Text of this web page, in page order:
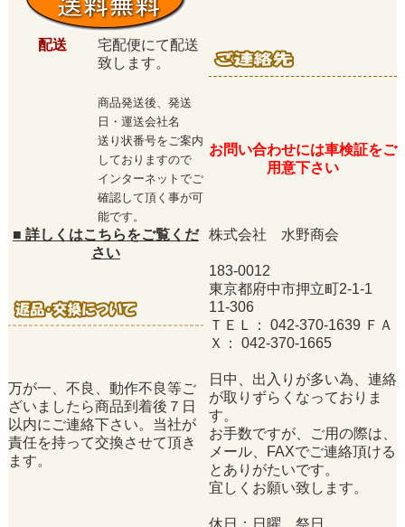
配送
宅配便にて配送
致します。
商品発送後、発送
日・運送会社名
送り状番号をご案内
しておりますので
インターネットでご
確認して頂く事が可
能です。
お問い合わせには車検証をご
用意下さい
■ 詳しくはこちらをご覧くだ
さい
株式会社 水野商会
183-0012
東京都府中市押立町2-1-1
11-306
ＴＥＬ： 042-370-1639 ＦＡ
Ｘ： 042-370-1665
日中、出入りが多い為、連絡
が取りずらくなっておりま
す。
お手数ですが、ご用の際は、
メール、FAXでご連絡頂ける
とありがたいです。
宜しくお願い致します。
休日：日曜、祭日
万が一、不良、動作不良等ご
ざいましたら商品到着後７日
以内にご連絡下さい。当社が
責任を持って交換させて頂き
ます。